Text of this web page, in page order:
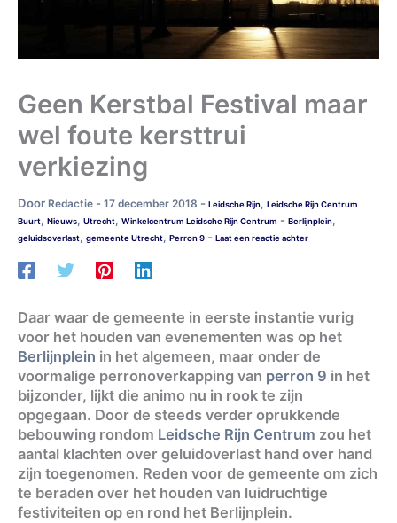
Geen Kerstbal Festival maar
wel foute kersttrui
verkiezing
Door Redactie - 17 december 2018 - Leidsche Rijn, Leidsche Rijn Centrum
Buurt, Nieuws, Utrecht, Winkelcentrum Leidsche Rijn Centrum - Berlijnplein,
geluidsoverlast, gemeente Utrecht, Perron 9 - Laat een reactie achter
Daar waar de gemeente in eerste instantie vurig
voor het houden van evenementen was op het
Berlijnplein in het algemeen, maar onder de
voormalige perronoverkapping van perron 9 in het
bijzonder, lijkt die animo nu in rook te zijn
opgegaan. Door de steeds verder oprukkende
bebouwing rondom Leidsche Rijn Centrum zou het
aantal klachten over geluidoverlast hand over hand
zijn toegenomen. Reden voor de gemeente om zich
te beraden over het houden van luidruchtige
festiviteiten op en rond het Berlijnplein.